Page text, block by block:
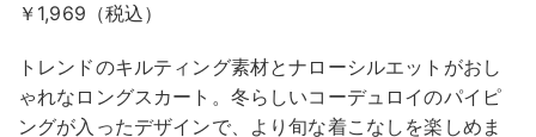
￥1,969（税込）
トレンドのキルティング素材とナローシルエットがおし
ゃれなロングスカート。冬らしいコーデュロイのパイピ
ングが入ったデザインで、より旬な着こなしを楽しめま